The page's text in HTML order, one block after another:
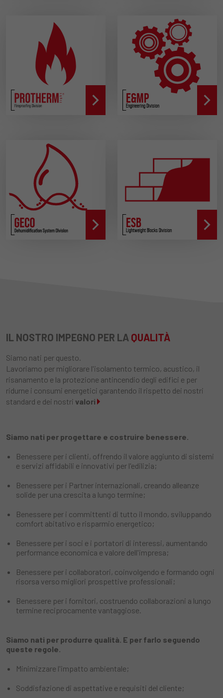
E&MP
Engineering Division
ESB
Lightweight Blocks Division
IL NOSTRO IMPEGNO PER LA QUALITÀ
Siamo nati per questo.
Lavoriamo per migliorare l'isolamento termico, acustico, il
risanamento e la protezione antincendio degli edifici e per
ridurne i consumi energetici garantendo il rispetto dei nostri
standard e dei nostri valori
Siamo nati per progettare e costruire benessere.
Benessere per i clienti, offrendo il valore aggiunto di sistemi
e servizi affidabili e innovativi per l'edilizia;
Benessere per i Partner internazionali, creando alleanze
solide per una crescita a lungo termine;
Benessere per i committenti di tutto il mondo, sviluppando
comfort abitativo e risparmio energetico;
Benessere per i soci e i portatori di interessi, aumentando
performance economica e valore dell'impresa;
Benessere per i collaboratori, coinvolgendo e formando ogni
risorsa verso migliori prospettive professionali;
Benessere per i fornitori, costruendo collaborazioni a lungo
termine reciprocamente vantaggiose.
Siamo nati per produrre qualità. E per farlo seguendo
queste regole.
Minimizzare l'impatto ambientale;
Soddisfazione di aspettative e requisiti del cliente;